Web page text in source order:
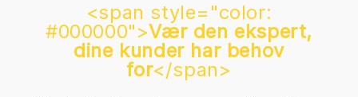
<span style="color:
#000000">Vær den ekspert,
dine kunder har behov
for</span>